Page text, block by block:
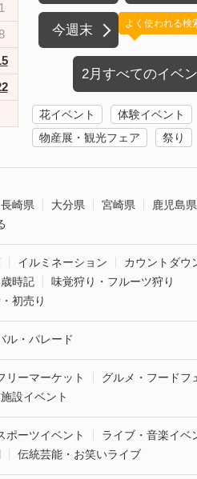
1
今週末
2月すべてのイベ
よく使われる検
花イベント
体験イベント
物産展・観光フェア
祭り
長崎県 大分県 宮崎県 鹿児島県
イルミネーション カウントダウ
時記
味覚狩り・フルーツ狩り
初売り
ル・パレード
リーマーケット
グルメ・フードフ
設イベント
ポーツイベント
ライブ・音楽イベ
伝統芸能・お笑いライブ